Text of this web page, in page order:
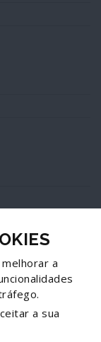
a
a sua